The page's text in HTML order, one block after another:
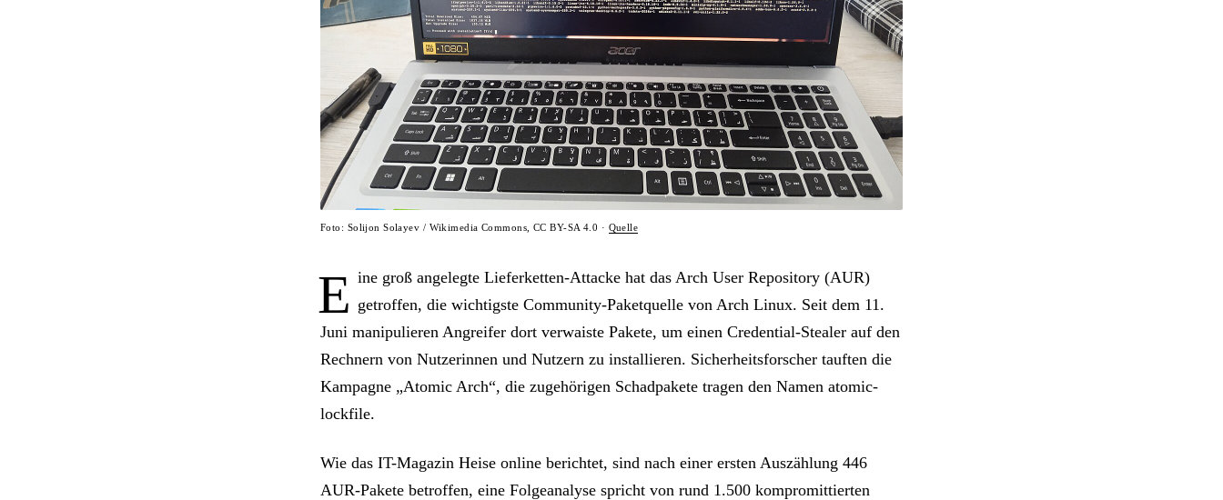
Foto: Solijon Solayev / Wikimedia Commons, CC BY-SA 4.0 · Quelle
E ine groß angelegte Lieferketten-Attacke hat das Arch User Repository (AUR)
getroffen, die wichtigste Community-Paketquelle von Arch Linux. Seit dem 11.
Juni manipulieren Angreifer dort verwaiste Pakete, um einen Credential-Stealer auf den
Rechnern von Nutzerinnen und Nutzern zu installieren. Sicherheitsforscher tauften die
Kampagne „Atomic Arch“, die zugehörigen Schadpakete tragen den Namen atomic-
lockfile.
Wie das IT-Magazin Heise online berichtet, sind nach einer ersten Auszählung 446
AUR-Pakete betroffen, eine Folgeanalyse spricht von rund 1.500 kompromittierten